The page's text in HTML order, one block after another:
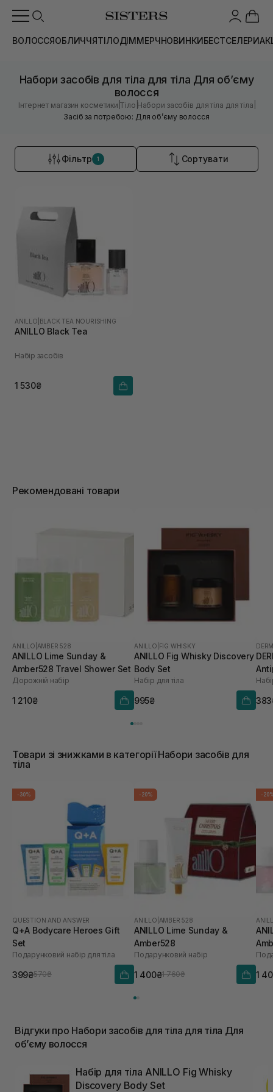
ВОЛОССЯОБЛИЧЧЯТІЛОДІММЕРЧНОВИНКИБЕСТСЕЛЕРИ
Набори засобів для тіла для тіла Для обʼєму
волосся
Інтернет магазин косметики |Тіло |Набори засобів для тіла для тіла
Засіб за потребою: Для обʼєму волосся
Фільтр 1 Сортувати
ANILLO BLACK TEA NOURISHING
ANILLO Black Tea
Набір засобів
1 530₴
Рекомендовані товари
ANILLO AMBER 528
ANILLO Lime Sunday &
Amber528 Travel Shower Set
Дорожній набір
1 210₴
ANILLO FIG WHISKY
ANILLO Fig Whisky Discovery
Body Set
Набір для тіла
995₴
Товари зі знижками в категорії Набори засобів для
тіла
-30%
QUESTION AND ANSWER
Q+A Bodycare Heroes Gift
Set
Подарунковий набір для тіла
399₴570₴
-20%
ANILLO AMBER 528
ANILLO Lime Sunday &
Amber528
Подарунковий набір
1 400₴1 760₴
-
1
Відгуки про Набори засобів для тіла для тіла Для
обʼєму волосся
Набір для тіла ANILLO Fig Whisky
Discovery Body Set